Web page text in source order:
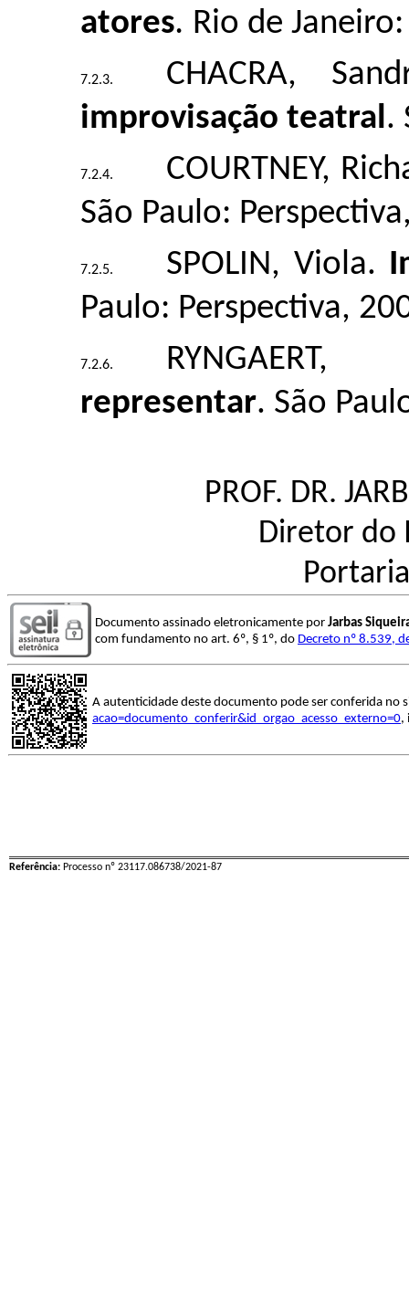
atores. Rio de
CHACRA,
improvisação teatral.
COURTNEY,
São Paulo:
SPOLIN, Viola.
Paulo: Perspectiva,
representar. São
PROF. DR.
Diretor do
Documento assinado eletronicamente por Jarbas
com fundamento no art. 6º, § 1º, do Decreto nº 8.539,
A autenticidade deste documento pode ser conferida no
acao=documento_conferir&id_orgao_acesso_externo=0,
Referência: Processo nº 23117.086738/2021-87